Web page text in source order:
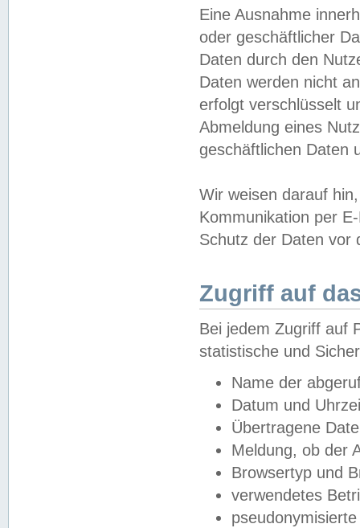
Eine Ausnahme
oder geschäftlicher
Daten durch den
Daten werden nicht
erfolgt verschlüsselt
Abmeldung eines
geschäftlichen Daten
Wir weisen darauf
Kommunikation per
Schutz der Daten vor
Zugriff auf
Bei jedem Zugriff auf
statistische und
Name der
Datum und
Übertragene
Meldung, ob der
Browsertyp und
verwendetes